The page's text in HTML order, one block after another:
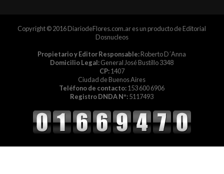
Copyright © 2016 DiariodeFlores.com.ar es un producto de Editorial
Dosnucleos
Propietario y Editor Responsable:Roberto D´Anna
Domicilio Legal:General José Bustillo 3348
CP:1407
Ciudad de Buenos Aires
Teléfono de contacto:153 600 6906
Registro DNDA Nº:5117493